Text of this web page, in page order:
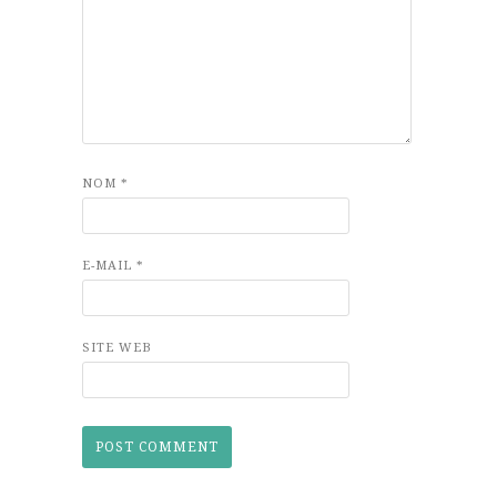
NOM *
E-MAIL *
SITE WEB